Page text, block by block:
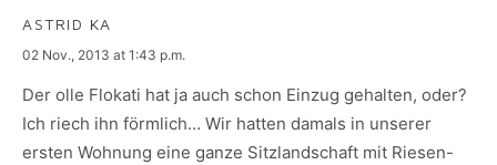
ASTRID KA
says:
02 Nov., 2013 at 1:43 p.m.
Der olle Flokati hat ja auch schon Einzug gehalten, oder?
Ich riech ihn förmlich… Wir hatten damals in unserer
ersten Wohnung eine ganze Sitzlandschaft mit Riesen-